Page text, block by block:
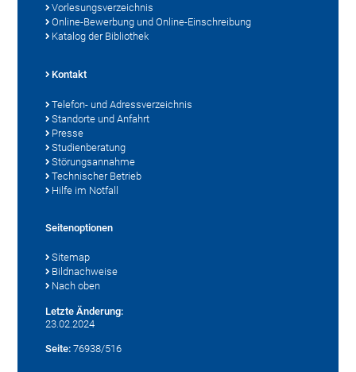
Vorlesungsverzeichnis
Online-Bewerbung und Online-Einschreibung
Katalog der Bibliothek
Kontakt
Telefon- und Adressverzeichnis
Standorte und Anfahrt
Presse
Studienberatung
Störungsannahme
Technischer Betrieb
Hilfe im Notfall
Seitenoptionen
Sitemap
Bildnachweise
Nach oben
Letzte Änderung:
23.02.2024
Seite: 76938/516